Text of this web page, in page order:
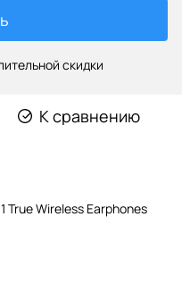
скидки
К сравнению
True Wireless Earphones